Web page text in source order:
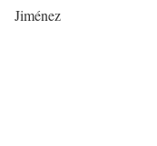
Jiménez